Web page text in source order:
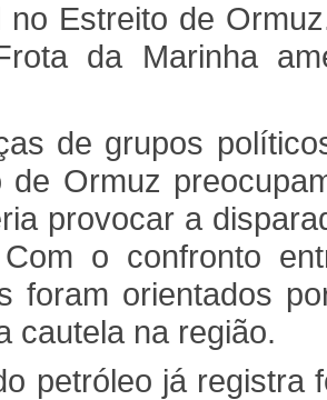
no Estreito de
da Marinha
de grupos
de Ormuz
provocar a
Com o confronto
foram orientados
cautela na região.
petróleo já registra